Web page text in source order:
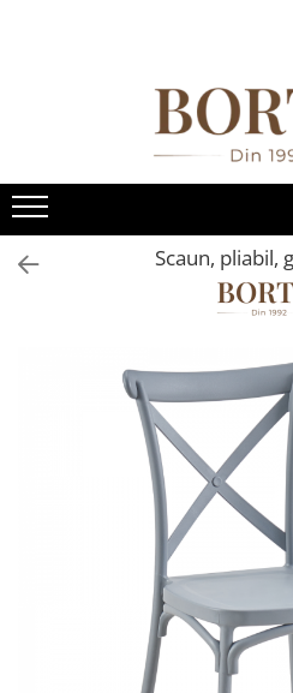
Fotolii balansoar/relaxante
Canapele
Coltare/canapele in L
Comode
Comode lux-ultramoderne
Fotolii extensibile
Masute de cafea
Mese sufragerie/dining
Rafturi/ etajere carti
Scaune living/dining
Set mobilier Living
Seturi masa +scaune dining
Scaun, pliabil,